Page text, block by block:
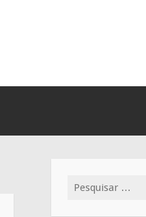
Pesquisar